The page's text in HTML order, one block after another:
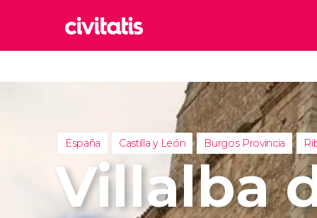
Italia
Reino
Reino
España Castilla y León Burgos Provincia
Villalba